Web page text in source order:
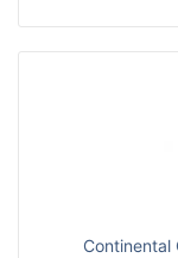
Continental